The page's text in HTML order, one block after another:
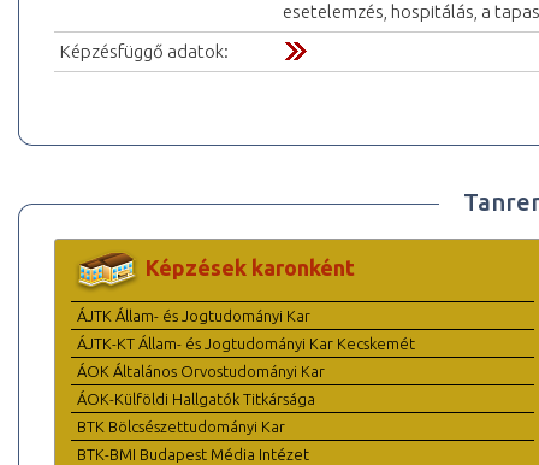
esetelemzés, hospitálás, a
Képzésfüggő adatok:
Képzések karonként
ÁJTK Állam- és Jogtudományi Kar
ÁJTK-KT Állam- és Jogtudományi Kar Kecskemét
ÁOK Általános Orvostudományi Kar
ÁOK-Külföldi Hallgatók Titkársága
BTK Bölcsészettudományi Kar
BTK-BMI Budapest Média Intézet